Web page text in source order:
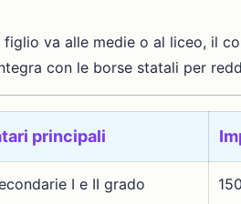
figlio va alle medie o al liceo, il
con le borse statali per
principali
I e II grado